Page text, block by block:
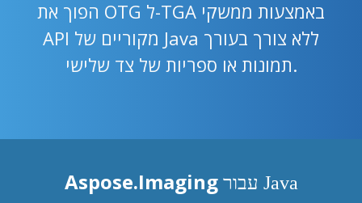
הפוך את OTG ל-TGA באמצעות ממשקי
API מקוריים של Java ללא צורך בעורך
תמונות או ספריות של צד שלישי.
Aspose.Imaging עבור Java